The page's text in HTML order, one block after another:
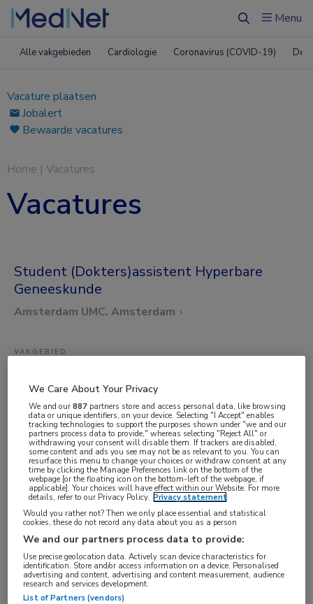
ZoekenMenu
Alle vakgebieden Cardiologie Coronavirus (COVID-19)
Vacature plaatsen
Jobalert
Bewaarde vacatures
Home | Vacatures
Vacatures
Student (Dokters)assistent Hyperbare
Geneeskunde
Amsterdam UMC, Amsterdam
VAKGEBIED
FUNCTIE
Overige beroepen medici
BRANCHE
Ziekenhuis
AANSTELLING
Tijdelijk dienstverband
PLAATSINGSDATUM
22 januari 2025
WO
ERVARING
We Care About Your Privacy
We and our887 partners store and access personal data, like browsing
data or unique identifiers, on your device. Selecting "I Accept" enables
tracking technologies to support the purposes shown under "we and our
partners process data to provide," whereas selecting "Reject All" or
withdrawing your consent will disable them. If trackers are disabled,
some content and ads you see may not be as relevant to you. You can
resurface this menu to change your choices or withdraw consent at any
time by clicking the Manage Preferences link on the bottom of the
webpage [or the floating icon on the bottom-left of the webpage, if
applicable]. Your choices will have effect within our Website. For more
details, refer to our Privacy Policy. Privacy statement
Would you rather not? Then we only place essential and statistical
cookies, these do not record any data about you as a person
We and our partners process data to provide:
Use precise geolocation data. Actively scan device characteristics for
identification. Store and/or access information on a device. Personalised
advertising and content, advertising and content measurement, audience
research and services development.
List of Partners (vendors)